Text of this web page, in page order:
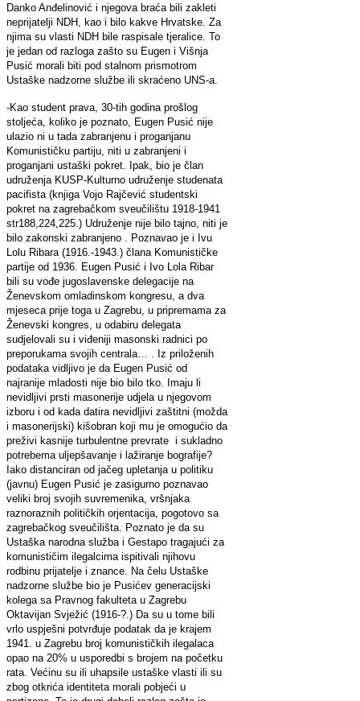
Danko Anđelinović i njegova braća bili zakleti
neprijatelji NDH, kao i bilo kakve Hrvatske. Za
njima su vlasti NDH bile raspisale tjeralice. To
je jedan od razloga zašto su Eugen i Višnja
Pusić morali biti pod stalnom prismotrom
Ustaške nadzorne službe ili skraćeno UNS-a.
-Kao student prava, 30-tih godina prošlog
stoljeća, koliko je poznato, Eugen Pusić nije
ulazio ni u tada zabranjenu i proganjanu
Komunističku partiju, niti u zabranjeni i
proganjani ustaški pokret. Ipak, bio je član
udruženja KUSP-Kulturno udruženje studenata
pacifista (knjiga Vojo Rajčević studentski
pokret na zagrebačkom sveučilištu 1918-1941
str188,224,225.) Udruženje nije bilo tajno, niti je
bilo zakonski zabranjeno . Poznavao je i Ivu
Lolu Ribara (1916.-1943.) člana Komunističke
partije od 1936. Eugen Pusić i Ivo Lola Ribar
bili su vođe jugoslavenske delegacije na
Ženevskom omladinskom kongresu, a dva
mjeseca prije toga u Zagrebu, u pripremama za
Ženevski kongres, u odabiru delegata
sudjelovali su i viđeniji masonski radnici po
preporukama svojih centrala… . Iz priloženih
podataka vidljivo je da Eugen Pusić od
najranije mladosti nije bio bilo tko. Imaju li
nevidljivi prsti masonerije udjela u njegovom
izboru i od kada datira nevidljivi zaštitni (možda
i masonerijski) kišobran koji mu je omogućio da
preživi kasnije turbulentne prevrate i sukladno
potrebema uljepšavanje i lažiranje bografije?
Iako distanciran od jačeg upletanja u politiku
(javnu) Eugen Pusić je zasigurno poznavao
veliki broj svojih suvremenika, vršnjaka
raznoraznih političkih orjentacija, pogotovo sa
zagrebačkog sveučilišta. Poznato je da su
Ustaška narodna služba i Gestapo tragajući za
komunističim ilegalcima ispitivali njihovu
rodbinu prijatelje i znance. Na čelu Ustaške
nadzorne službe bio je Pusićev generacijski
kolega sa Pravnog fakulteta u Zagrebu
Oktavijan Svježić (1916-?.) Da su u tome bili
vrlo uspješni potvrđuje podatak da je krajem
1941. u Zagrebu broj komunističkih ilegalaca
opao na 20% u usporedbi s brojem na početku
rata. Većinu su ili uhapsile ustaške vlasti ili su
zbog otkrića identiteta morali pobjeći u